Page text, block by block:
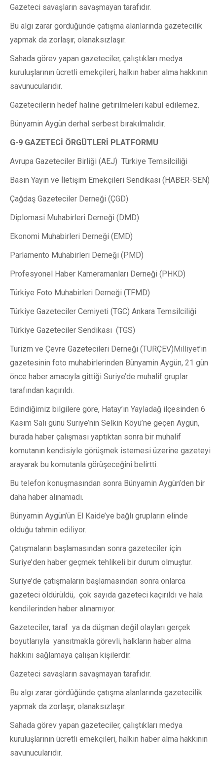
Gazeteci savaşların savaşmayan tarafıdır.
Bu algı zarar gördüğünde çatışma alanlarında gazetecilik
yapmak da zorlaşır, olanaksızlaşır.
Sahada görev yapan gazeteciler, çalıştıkları medya
kuruluşlarının ücretli emekçileri, halkın haber alma hakkının
savunucularıdır.
Gazetecilerin hedef haline getirilmeleri kabul edilemez.
Bünyamin Aygün derhal serbest bırakılmalıdır.
G-9 GAZETECİ ÖRGÜTLERİ PLATFORMU
Avrupa Gazeteciler Birliği (AEJ) Türkiye Temsilciliği
Basın Yayın ve İletişim Emekçileri Sendikası (HABER-SEN)
Çağdaş Gazeteciler Derneği (ÇGD)
Diplomasi Muhabirleri Derneği (DMD)
Ekonomi Muhabirleri Derneği (EMD)
Parlamento Muhabirleri Derneği (PMD)
Profesyonel Haber Kameramanları Derneği (PHKD)
Türkiye Foto Muhabirleri Derneği (TFMD)
Türkiye Gazeteciler Cemiyeti (TGC) Ankara Temsilciliği
Türkiye Gazeteciler Sendikası (TGS)
Turizm ve Çevre Gazetecileri Derneği (TURÇEV)Milliyet’in
gazetesinin foto muhabirlerinden Bünyamin Aygün, 21 gün
önce haber amacıyla gittiği Suriye’de muhalif gruplar
tarafından kaçırıldı.
Edindiğimiz bilgilere göre, Hatay’ın Yayladağ ilçesinden 6
Kasım Salı günü Suriye’nin Selkin Köyü’ne geçen Aygün,
burada haber çalışması yaptıktan sonra bir muhalif
komutanın kendisiyle görüşmek istemesi üzerine gazeteyi
arayarak bu komutanla görüşeceğini belirtti.
Bu telefon konuşmasından sonra Bünyamin Aygün’den bir
daha haber alınamadı.
Bünyamin Aygün’ün El Kaide’ye bağlı grupların elinde
olduğu tahmin ediliyor.
Çatışmaların başlamasından sonra gazeteciler için
Suriye’den haber geçmek tehlikeli bir durum olmuştur.
Suriye’de çatışmaların başlamasından sonra onlarca
gazeteci öldürüldü, çok sayıda gazeteci kaçırıldı ve hala
kendilerinden haber alınamıyor.
Gazeteciler, taraf ya da düşman değil olayları gerçek
boyutlarıyla yansıtmakla görevli, halkların haber alma
hakkını sağlamaya çalışan kişilerdir.
Gazeteci savaşların savaşmayan tarafıdır.
Bu algı zarar gördüğünde çatışma alanlarında gazetecilik
yapmak da zorlaşır, olanaksızlaşır.
Sahada görev yapan gazeteciler, çalıştıkları medya
kuruluşlarının ücretli emekçileri, halkın haber alma hakkının
savunucularıdır.